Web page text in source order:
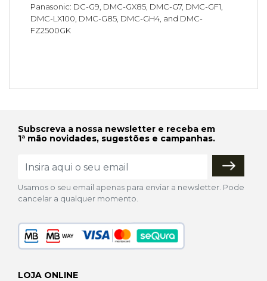
Panasonic: DC-G9, DMC-GX85, DMC-G7, DMC-GF1,
DMC-LX100, DMC-G85, DMC-GH4, and DMC-
FZ2500GK
Subscreva a nossa newsletter e receba em
1ª mão novidades, sugestões e campanhas.
Usamos o seu email apenas para enviar a newsletter. Pode
cancelar a qualquer momento.
LOJA ONLINE